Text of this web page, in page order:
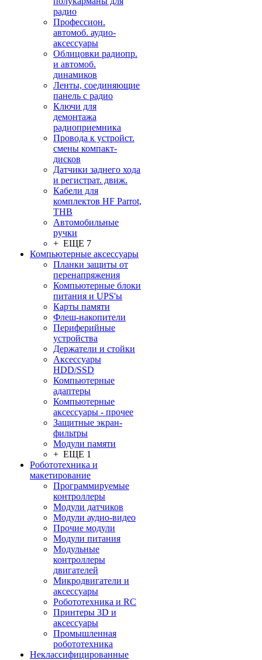
радио
Профессион.
автомоб. аудио-
аксессуары
Облицовки радиопр.
и автомоб.
динамиков
Ленты, соединяющие
панель с радио
Ключи для
демонтажа
радиоприемника
Провода к устройст.
смены компакт-
дисков
Датчики заднего хода
и регистрат. движ.
Кабели для
комплектов HF Parrot,
THB
Автомобильные
ручки
+ ЕЩЕ 7
Компьютерные аксессуары
Планки защиты от
перенапряжения
Компьютерные блоки
питания и UPS'ы
Карты памяти
Флеш-накопители
Периферийные
устройства
Держатели и стойки
Аксессуары
HDD/SSD
Компьютерные
адаптеры
Компьютерные
аксессуары - прочее
Защитные экран-
фильтры
Модули памяти
+ ЕЩЕ 1
Робототехника и
макетирование
Программируемые
контроллеры
Модули датчиков
Модули аудио-видео
Прочие модули
Модули питания
Модульные
контроллеры
двигателей
Микродвигатели и
аксессуары
Робототехника и RC
Принтеры 3D и
аксессуары
Промышленная
робототехника
Неклассифицированные